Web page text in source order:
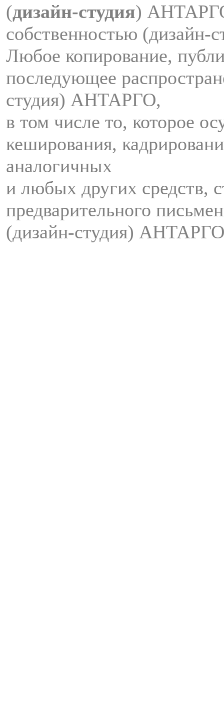
(дизайн-студия)
собственностью
Любое копирование,
последующее
студия) АНТАРГО,
в том числе то, которое
кеширования,
аналогичных
и любых других средств,
предварительного
(дизайн-студия)